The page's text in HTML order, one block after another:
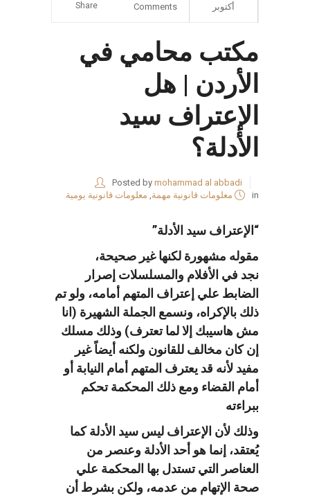
أكتوبر Comments
Share
مكتب محامي في
الأردن | هل
الإعتراف سيد
الأدلة؟
Posted by mohammad al abbadi
in
معلومات قانونية مهمة, معلومات قانونية يومية
“الإعتراف سيد الأدلة”
مقوله مشهورة لكنها غير صحيحة،
نجد في الأفلام والمسلسلات إصرار
الضابط علي إعتراف المتهم أمامه، ولو تم
ذلك بالإكراه، ونسمع الجملة الشهيرة (انا
مش هاسيبك إلا لما تعترف) وذلك مسلك
إن كان مخالف للقانون ولكنه أيضاً غير
مفيد لأنه قد يعترف المتهم أمام النيابة أو
أمام القضاء ومع ذلك المحكمة تحكم
ببراءته
وذلك لأن الإعتراف ليس سيد الأدلة كما
يُعتقد، إنما هو أحد الأدلة وعنصر من
العناصر التي تستدل بها المحكمة علي
صحة الإتهام من عدمه، ولكن بشرط أن